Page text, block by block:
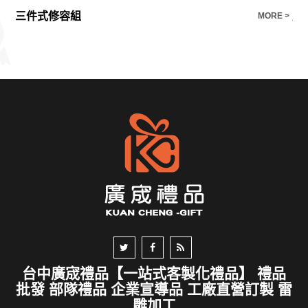
三件式修容組 MORE >
台中廣宬禮品【一站式客製化禮品】 禮品
批發 部隊禮品 企業宣導品 工廠直營訂製 雷